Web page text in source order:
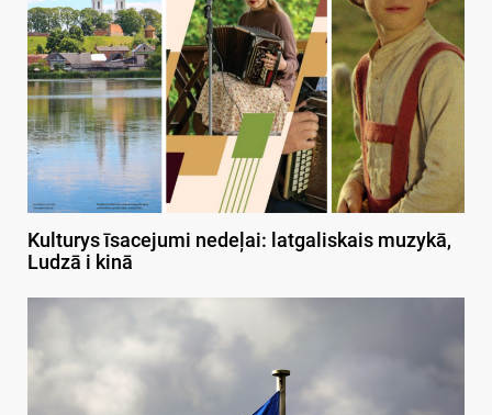
Kulturys īsacejumi nedeļai: latgaliskais muzykā,
Ludzā i kinā